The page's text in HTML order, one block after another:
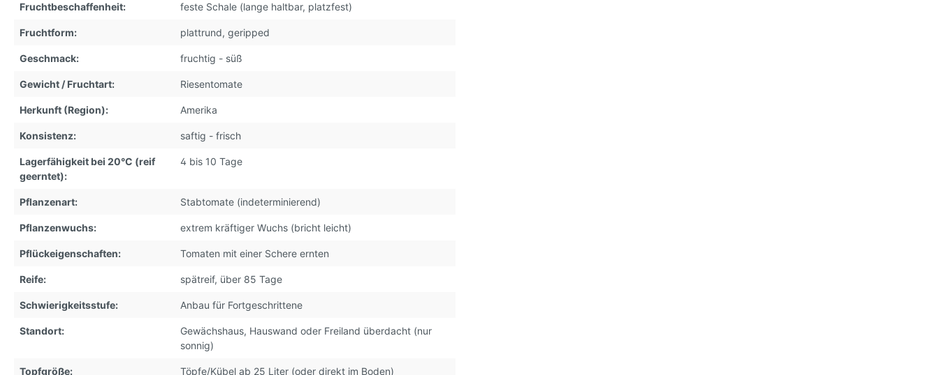
Fruchtbeschaffenheit: feste Schale (lange haltbar, platzfest)
Fruchtform: plattrund, geripped
Geschmack: fruchtig - süß
Gewicht / Fruchtart: Riesentomate
Herkunft (Region): Amerika
Konsistenz: saftig - frisch
Lagerfähigkeit bei 20°C (reif
geerntet):
4 bis 10 Tage
Pflanzenart: Stabtomate (indeterminierend)
Pflanzenwuchs: extrem kräftiger Wuchs (bricht leicht)
Pflückeigenschaften: Tomaten mit einer Schere ernten
Reife: spätreif, über 85 Tage
Schwierigkeitsstufe: Anbau für Fortgeschrittene
Standort: Gewächshaus, Hauswand oder Freiland überdacht (nur
sonnig)
Topfgröße: Töpfe/Kübel ab 25 Liter (oder direkt im Boden)